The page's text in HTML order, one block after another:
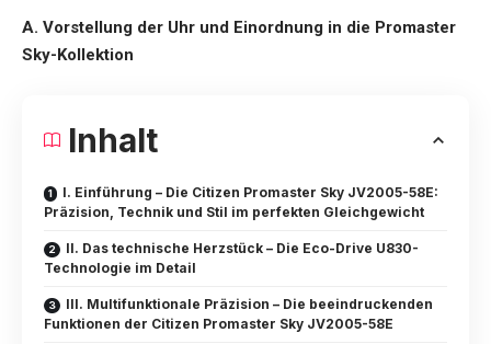
A. Vorstellung der Uhr und Einordnung in die Promaster
Sky-Kollektion
Inhalt
I. Einführung – Die Citizen Promaster Sky JV2005-58E:
Präzision, Technik und Stil im perfekten Gleichgewicht
II. Das technische Herzstück – Die Eco-Drive U830-
Technologie im Detail
III. Multifunktionale Präzision – Die beeindruckenden
Funktionen der Citizen Promaster Sky JV2005-58E